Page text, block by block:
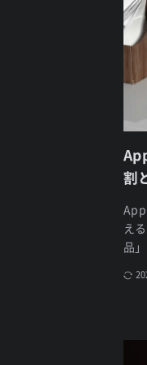
割
え
品